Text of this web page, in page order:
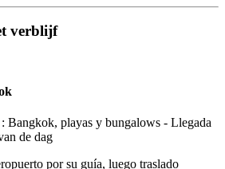
verblijf
por su guía, luego traslado